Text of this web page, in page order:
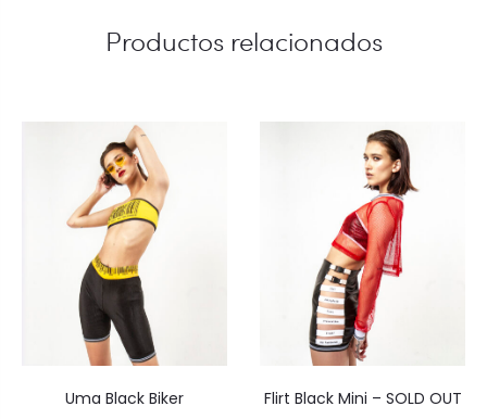
Productos relacionados
Uma Black Biker
Flirt Black Mini – SOLD OUT